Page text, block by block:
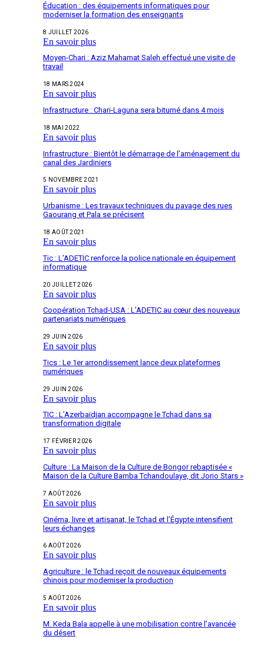
Éducation : des équipements informatiques pour
moderniser la formation des enseignants
8 JUILLET 2026
En savoir plus
Moyen-Chari : Aziz Mahamat Saleh effectué une visite de
travail
18 MARS 2024
En savoir plus
Infrastructure : Chari-Laguna sera bitumé dans 4 mois
18 MAI 2022
En savoir plus
Infrastructure : Bientôt le démarrage de l’aménagement du
canal des Jardiniers
5 NOVEMBRE 2021
En savoir plus
Urbanisme : Les travaux techniques du pavage des rues
Gaourang et Pala se précisent
18 AOÛT 2021
En savoir plus
Tic : L’ADETIC renforce la police nationale en équipement
informatique
20 JUILLET 2026
En savoir plus
Coopération Tchad-USA : L’ADETIC au cœur des nouveaux
partenariats numériques
29 JUIN 2026
En savoir plus
Tics : Le 1er arrondissement lance deux plateformes
numériques
29 JUIN 2026
En savoir plus
TIC : L’Azerbaïdjan accompagne le Tchad dans sa
transformation digitale
17 FÉVRIER 2026
En savoir plus
Culture : La Maison de la Culture de Bongor rebaptisée «
Maison de la Culture Bamba Tchandoulaye, dit Jorio Stars »
7 AOÛT 2026
En savoir plus
Cinéma, livre et artisanat, le Tchad et l’Égypte intensifient
leurs échanges
6 AOÛT 2026
En savoir plus
Agriculture : le Tchad reçoit de nouveaux équipements
chinois pour moderniser la production
5 AOÛT 2026
En savoir plus
M. Keda Bala appelle à une mobilisation contre l’avancée
du désert